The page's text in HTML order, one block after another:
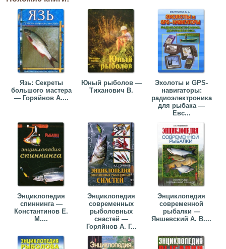
Язь: Секреты
большого мастера
— Горяйнов А....
Юный рыболов —
Тиханович В.
Эхолоты и GPS-
навигаторы:
радиоэлектроника
для рыбака —
Евс...
Энциклопедия
спиннинга —
Константинов Е.
М....
Энциклопедия
современных
рыболовных
снастей —
Горяйнов А. Г...
Энциклопедия
современной
рыбалки —
Яншевский А. В....